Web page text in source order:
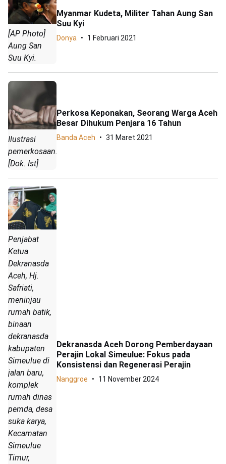
[AP Photo]
Aung San
Suu Kyi.
Myanmar Kudeta, Militer Tahan Aung San
Suu Kyi
Donya 1 Februari 2021
Ilustrasi
pemerkosaan.
[Dok. Ist]
Perkosa Keponakan, Seorang Warga Aceh
Besar Dihukum Penjara 16 Tahun
Banda Aceh 31 Maret 2021
Penjabat
Ketua
Dekranasda
Aceh, Hj.
Safriati,
meninjau
rumah batik,
binaan
dekranasda
kabupaten
Simeulue di
jalan baru,
komplek
rumah dinas
pemda, desa
suka karya,
Kecamatan
Simeulue
Timur,
Dekranasda Aceh Dorong Pemberdayaan
Perajin Lokal Simeulue: Fokus pada
Konsistensi dan Regenerasi Perajin
Nanggroe 11 November 2024